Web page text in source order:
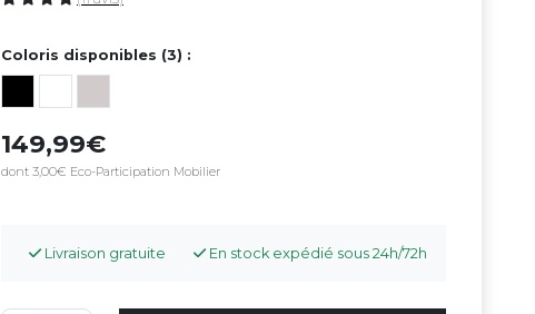
Coloris disponibles (3) :
149,99
dont 3,00€ Eco-Participation Mobilier
Livraison gratuite En stock expédié sous 24h/72h